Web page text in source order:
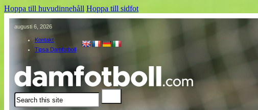
Hoppa till huvudinnehåll Hoppa till sidfot
augusti 6, 2026
Kontakt
Tipsa Damfotboll
Sök